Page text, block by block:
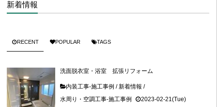
新着情報
RECENT POPULAR TAGS
洗面脱衣室・浴室 拡張リフォーム
内装工事-施工事例 /新着情報 /
水周り・空調工事-施工事例
2023-02-21(Tue)